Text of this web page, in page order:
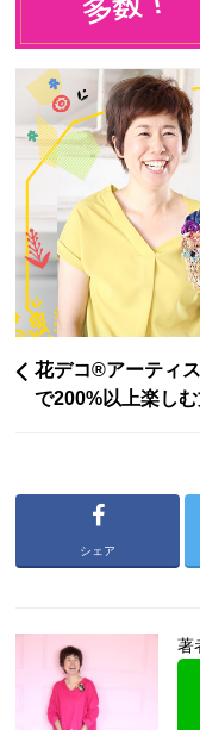
花デコ®︎アーティ
で200%以上楽し
シェア
著